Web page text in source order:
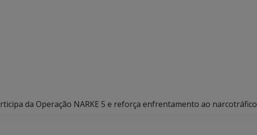
da Operação NARKE 5 e reforça enfrentamento ao narcotráfico